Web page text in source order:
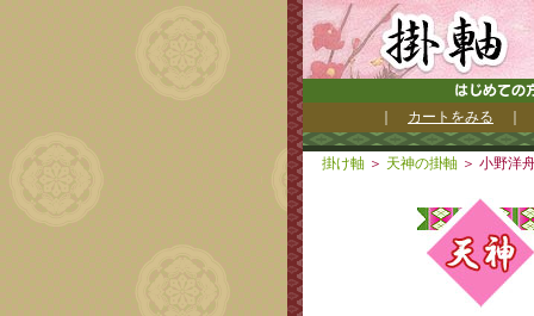
カートをみる
掛け軸 ＞ 天神の掛軸 ＞ 小野洋